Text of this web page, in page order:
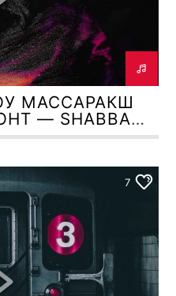
МАССАРАКШ
— SHABBAT
7